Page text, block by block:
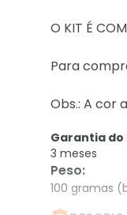
O KIT É
Para
Obs.: A cor
Garantia
3 meses
Peso:
100 gramas